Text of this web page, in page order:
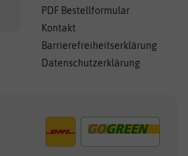
PDF Bestellformular
Kontakt
Barrierefreiheitserklärung
Datenschutzerklärung